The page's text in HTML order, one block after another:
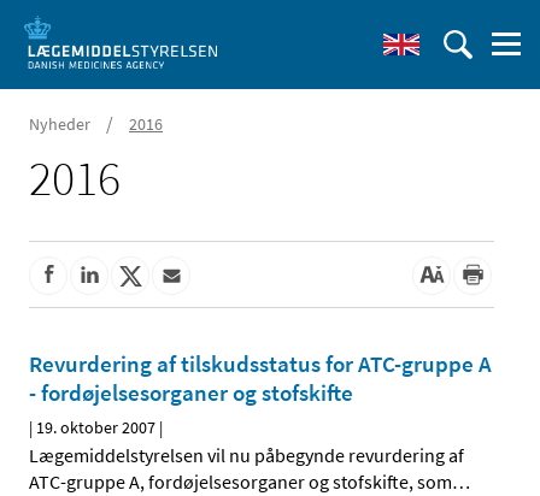
Nyheder / 2016
2016
Revurdering af tilskudsstatus for ATC-gruppe A
- fordøjelsesorganer og stofskifte
| 19. oktober 2007 |
Lægemiddelstyrelsen vil nu påbegynde revurdering af
ATC-gruppe A, fordøjelsesorganer og stofskifte, som…